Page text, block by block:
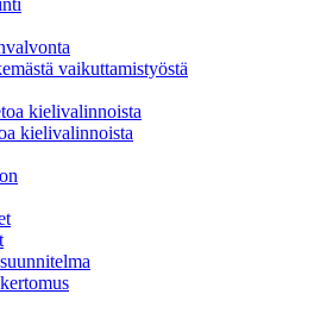
vaikuttamistyöstä
kielivalinnoista
kielivalinnoista